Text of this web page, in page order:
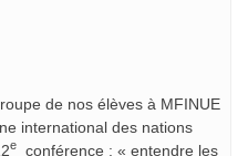
de nos élèves à MFINUE
international des nations
e
conférence : « entendre les